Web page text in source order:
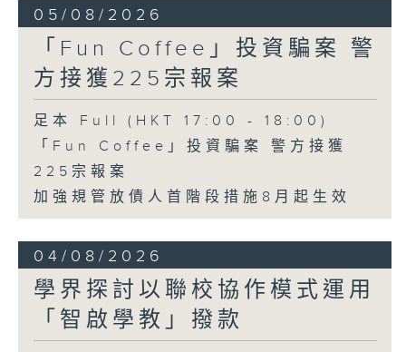
05/08/2026
「Fun Coffee」投資騙案 警
方接獲225宗報案
足本 Full (HKT 17:00 - 18:00)
「Fun Coffee」投資騙案 警方接獲
225宗報案
加強規管放債人首階段措施8月起生效
04/08/2026
學界探討以聯校協作模式運用
「智啟學教」撥款